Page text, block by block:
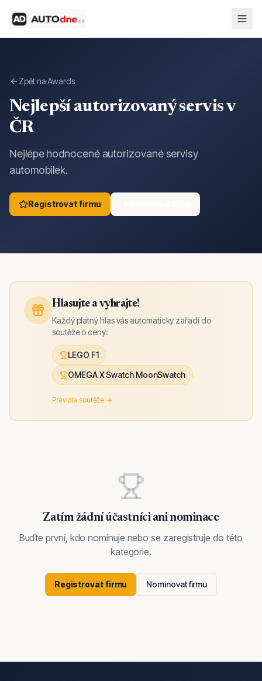
Zpět na Awards
Nejlepší autorizovaný servis v
ČR
Nejlépe hodnocené autorizované servisy
automobilek.
Registrovat firmu
Hlasujte a vyhrajte!
Každý platný hlas vás automaticky zařadí do
soutěže o ceny:
LEGO F1
OMEGA X Swatch MoonSwatch
Pravidla soutěže →
Zatím žádní účastníci ani nominace
Buďte první, kdo nominuje nebo se zaregistruje do této
kategorie.
Registrovat firmu Nominovat firmu